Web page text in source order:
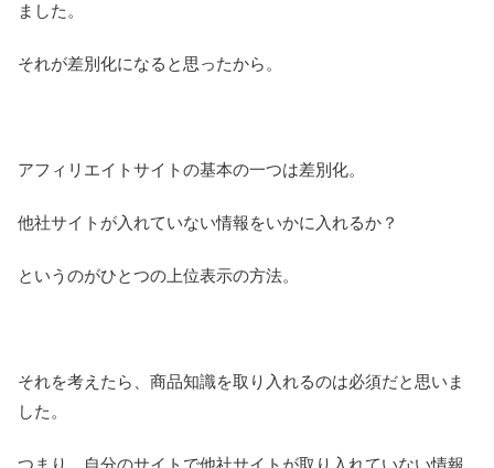
ました。
それが差別化になると思ったから。
アフィリエイトサイトの基本の一つは差別化。
他社サイトが入れていない情報をいかに入れるか？
というのがひとつの上位表示の方法。
それを考えたら、商品知識を取り入れるのは必須だと思いま
した。